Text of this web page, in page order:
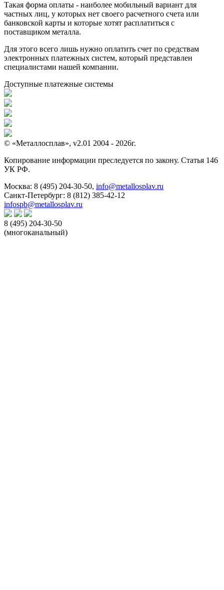
Такая форма оплаты - наиболее мобильный вариант для
частных лиц, у которых нет своего расчетного счета или
банковской карты и которые хотят расплатиться с
поставщиком металла.
Для этого всего лишь нужно оплатить счет по средствам
электронных платежных систем, который представлен
специалистами нашей компании.
Доступные платежные системы
© «Металлосплав», v2.01 2004 - 2026г.
Копирование информации преследуется по закону. Статья 146
УК РФ.
Москва: 8 (495) 204-30-50, info@metallosplav.ru
Санкт-Петербург: 8 (812) 385-42-12
infospb@metallosplav.ru
8 (495) 204-30-50
(многоканальный)